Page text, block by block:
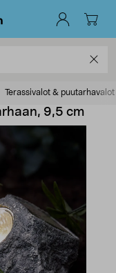
Terassivalot & puutarhavalot
9,5 cm